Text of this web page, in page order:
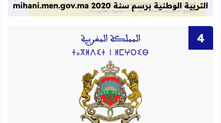
التربية الوطنية برسم سنة 2020 mihani.men.gov.ma
قراءة المزيد عن لوائح نهائية بأسماء